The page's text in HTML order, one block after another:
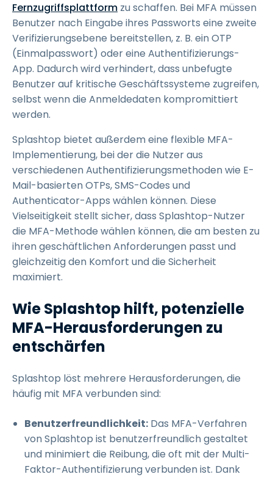
Fernzugriffsplattform zu schaffen. Bei MFA müssen
Benutzer nach Eingabe ihres Passworts eine zweite
Verifizierungsebene bereitstellen, z. B. ein OTP
(Einmalpasswort) oder eine Authentifizierungs-
App. Dadurch wird verhindert, dass unbefugte
Benutzer auf kritische Geschäftssysteme zugreifen,
selbst wenn die Anmeldedaten kompromittiert
werden.
Splashtop bietet außerdem eine flexible MFA-
Implementierung, bei der die Nutzer aus
verschiedenen Authentifizierungsmethoden wie E-
Mail-basierten OTPs, SMS-Codes und
Authenticator-Apps wählen können. Diese
Vielseitigkeit stellt sicher, dass Splashtop-Nutzer
die MFA-Methode wählen können, die am besten zu
ihren geschäftlichen Anforderungen passt und
gleichzeitig den Komfort und die Sicherheit
maximiert.
Wie Splashtop hilft, potenzielle
MFA-Herausforderungen zu
entschärfen
Splashtop löst mehrere Herausforderungen, die
häufig mit MFA verbunden sind:
Benutzerfreundlichkeit: Das MFA-Verfahren
von Splashtop ist benutzerfreundlich gestaltet
und minimiert die Reibung, die oft mit der Multi-
Faktor-Authentifizierung verbunden ist. Dank